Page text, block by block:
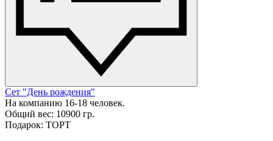
Сет "День рождения"
На компанию 16-18 человек.
Общий вес: 10900 гр.
Подарок: ТОРТ